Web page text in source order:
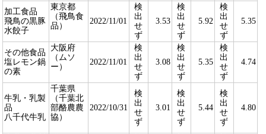
加工食品
飛鳥の黒豚
水餃子
東京都
（飛鳥食
品）
2022/11/01
検
出
せ
ず
3.53
検
出
せ
ず
5.92
検
出
せ
ず
5.35
その他食品
塩レモン鍋
の素
大阪府
（ムソ
ー）
2022/11/01
検
出
せ
ず
3.08
検
出
せ
ず
5.35
検
出
せ
ず
4.74
牛乳・乳製
品
八千代牛乳
千葉県
（千葉北
部酪農農
協）
2022/10/31
検
出
せ
ず
3.01
検
出
せ
ず
5.44
検
出
せ
ず
4.80